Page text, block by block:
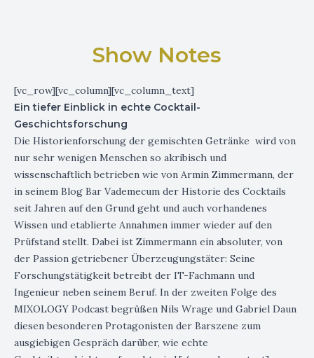
Show Notes
[vc_row][vc_column][vc_column_text]
Ein tiefer Einblick in echte Cocktail-
Geschichtsforschung
Die Historienforschung der gemischten Getränke wird von
nur sehr wenigen Menschen so akribisch und
wissenschaftlich betrieben wie von Armin Zimmermann, der
in seinem Blog Bar Vademecum der Historie des Cocktails
seit Jahren auf den Grund geht und auch vorhandenes
Wissen und etablierte Annahmen immer wieder auf den
Prüfstand stellt. Dabei ist Zimmermann ein absoluter, von
der Passion getriebener Überzeugungstäter: Seine
Forschungstätigkeit betreibt der IT-Fachmann und
Ingenieur neben seinem Beruf. In der zweiten Folge des
MIXOLOGY Podcast begrüßen Nils Wrage und Gabriel Daun
diesen besonderen Protagonisten der Barszene zum
ausgiebigen Gespräch darüber, wie echte